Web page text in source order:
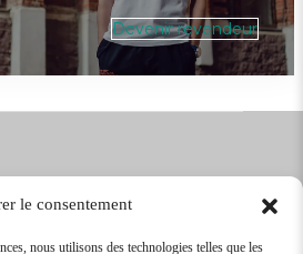
le consentement
nous utilisons des technologies telles que les
Devenir revendeur